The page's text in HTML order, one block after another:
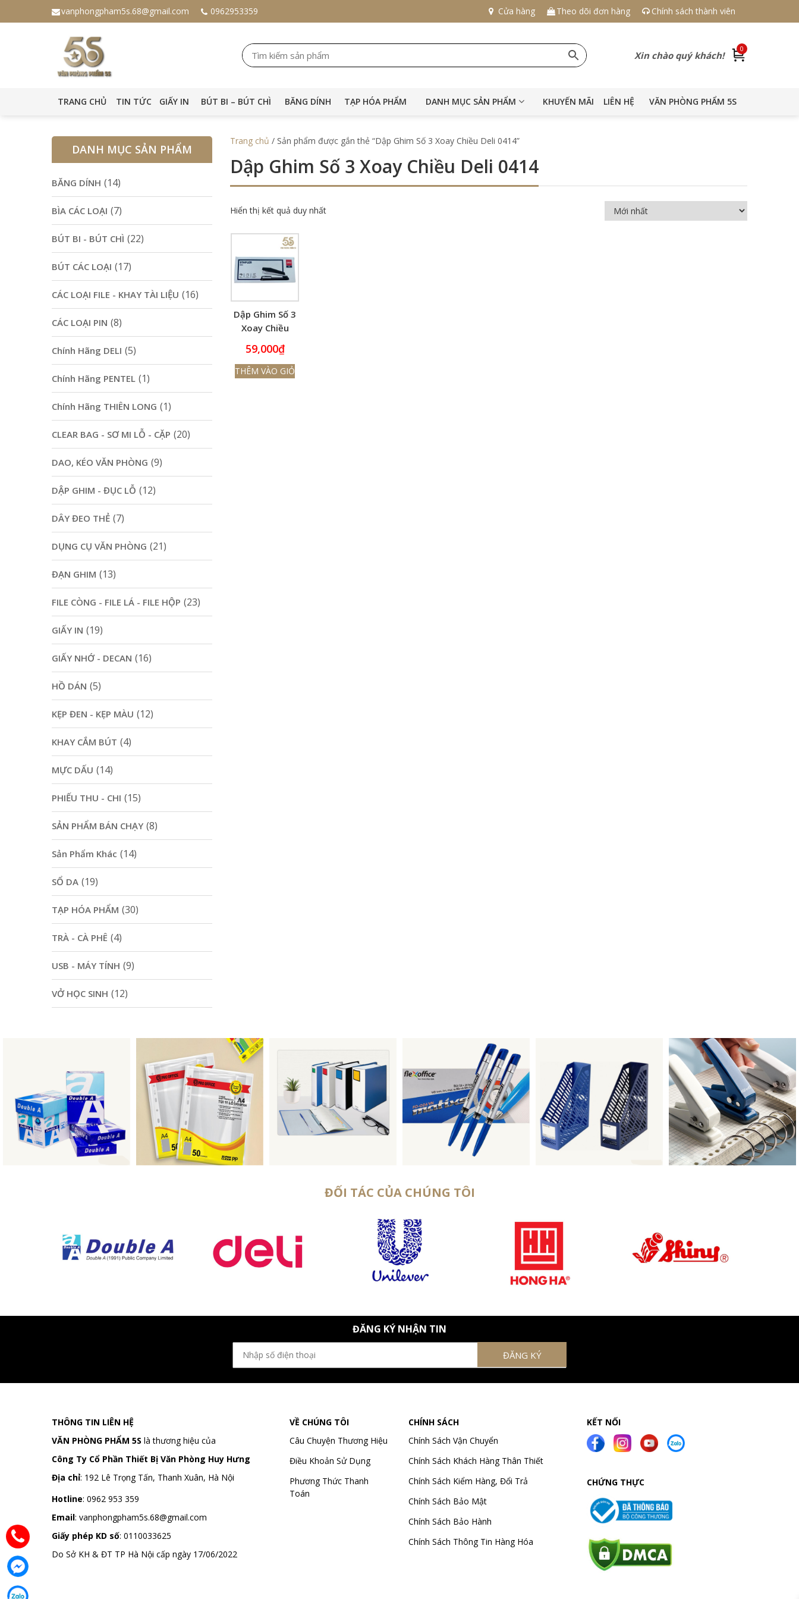
vanphongpham5s.68@gmail.com 0962953359 Cửa hàng Theo dõi đơn hàng Chính sách thành viên
Xin chào quý khách!
0
TRANG CHỦ TIN TỨC GIẤY IN BÚT BI – BÚT CHÌ BĂNG DÍNH TẠP HÓA PHẨM DANH MỤC SẢN PHẨM KHUYẾN MÃI LIÊN HỆ VĂN PHÒNG PHẨM 5S
Trang chủ / Sản phẩm được gắn thẻ “Dập Ghim Số 3 Xoay Chiều Deli 0414”
Dập Ghim Số 3 Xoay Chiều Deli 0414
Hiển thị kết quả duy nhất
Dập Ghim Số 3
Xoay Chiều
Deli 0414 – 25
Tờ
59,000₫
THÊM VÀO GIỎ
DANH MỤC SẢN PHẨM
BĂNG DÍNH (14)
BÌA CÁC LOẠI (7)
BÚT BI - BÚT CHÌ (22)
BÚT CÁC LOẠI (17)
CÁC LOẠI FILE - KHAY TÀI LIỆU (16)
CÁC LOẠI PIN (8)
Chính Hãng DELI (5)
Chính Hãng PENTEL (1)
Chính Hãng THIÊN LONG (1)
CLEAR BAG - SƠ MI LỖ - CẶP (20)
DAO, KÉO VĂN PHÒNG (9)
DẬP GHIM - ĐỤC LỖ (12)
DÂY ĐEO THẺ (7)
DỤNG CỤ VĂN PHÒNG (21)
ĐẠN GHIM (13)
FILE CÒNG - FILE LÁ - FILE HỘP (23)
GIẤY IN (19)
GIẤY NHỚ - DECAN (16)
HỒ DÁN (5)
KẸP ĐEN - KẸP MÀU (12)
KHAY CẮM BÚT (4)
MỰC DẤU (14)
PHIẾU THU - CHI (15)
SẢN PHẨM BÁN CHẠY (8)
Sản Phẩm Khác (14)
SỔ DA (19)
TẠP HÓA PHẨM (30)
TRÀ - CÀ PHÊ (4)
USB - MÁY TÍNH (9)
VỞ HỌC SINH (12)
ĐỐI TÁC CỦA CHÚNG TÔI
ĐĂNG KÝ NHẬN TIN
THÔNG TIN LIÊN HỆ
VĂN PHÒNG PHẨM 5S là thương hiệu của
Công Ty Cổ Phần Thiết Bị Văn Phòng Huy Hưng
Địa chỉ: 192 Lê Trọng Tấn, Thanh Xuân, Hà Nội
Hotline: 0962 953 359
Email: vanphongpham5s.68@gmail.com
Giấy phép KD số: 0110033625
Do Sở KH & ĐT TP Hà Nội cấp ngày 17/06/2022
VỀ CHÚNG TÔI
Câu Chuyện Thương Hiệu
Điều Khoản Sử Dụng
Phương Thức Thanh
Toán
CHÍNH SÁCH
Chính Sách Vận Chuyển
Chính Sách Khách Hàng Thân Thiết
Chính Sách Kiểm Hàng, Đổi Trả
Chính Sách Bảo Mật
Chính Sách Bảo Hành
Chính Sách Thông Tin Hàng Hóa
KẾT NỐI
CHỨNG THỰC